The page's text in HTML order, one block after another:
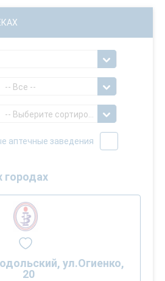
-- Все --
аптечные заведения
городах
ул.Огиенко,
20